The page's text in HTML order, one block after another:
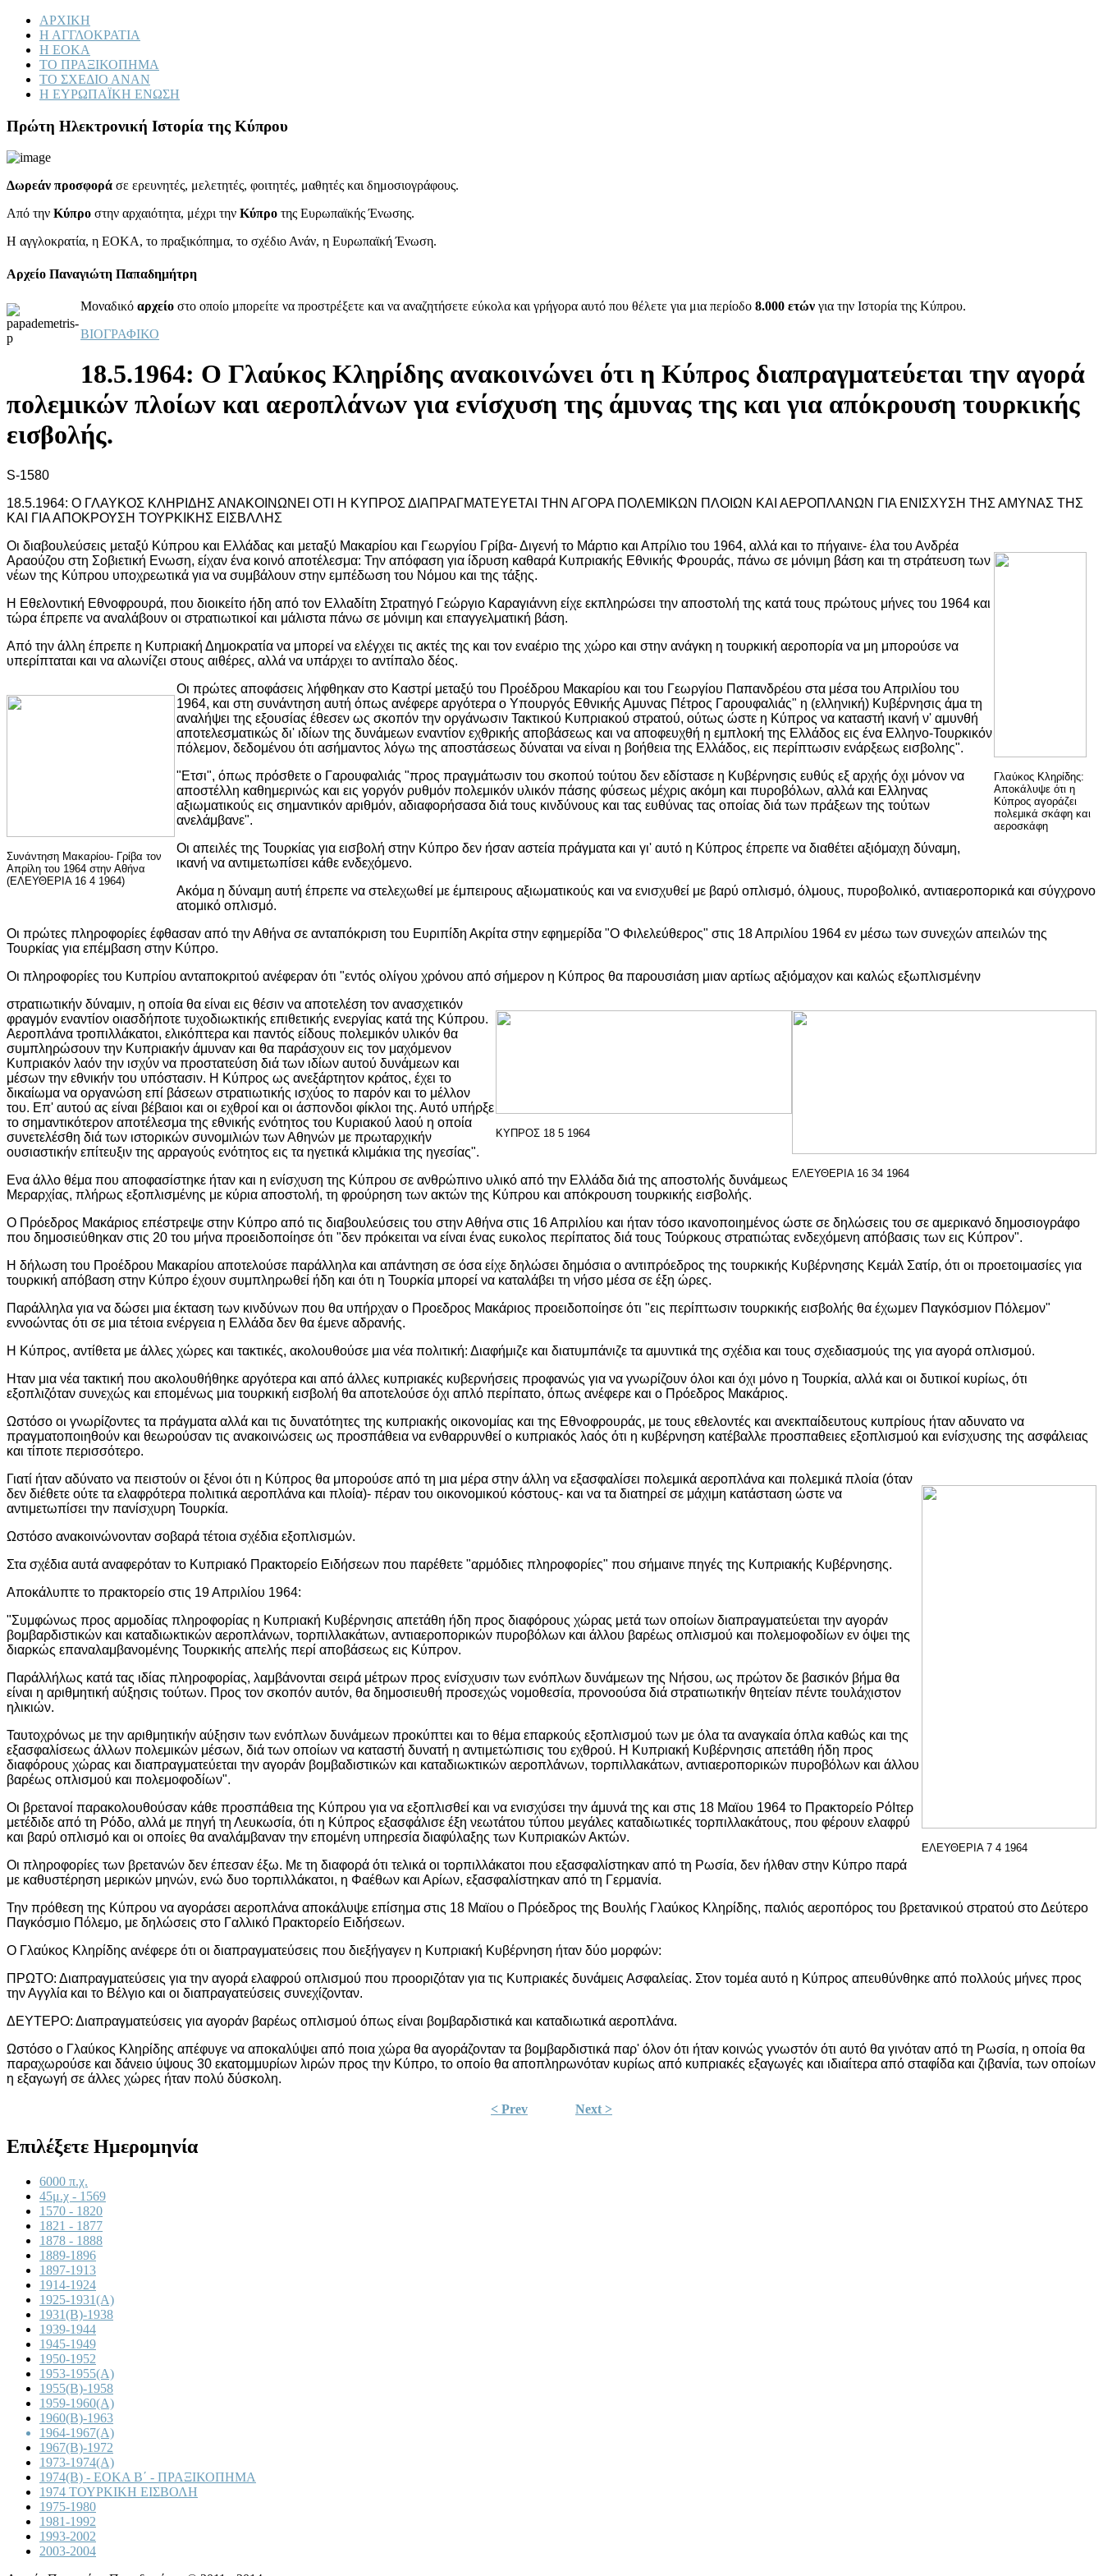
ΑΡΧΙΚΗ
Η ΑΓΓΛΟΚΡΑΤΙΑ
Η ΕΟΚΑ
ΤΟ ΠΡΑΞΙΚΟΠΗΜΑ
ΤΟ ΣΧΕΔΙΟ ΑΝΑΝ
Η ΕΥΡΩΠΑΪΚΗ ΕΝΩΣΗ
Πρώτη Ηλεκτρονική Ιστορία της Κύπρου
Δωρεάν προσφορά σε ερευνητές, μελετητές, φοιτητές, μαθητές και δημοσιογράφους.
Από την Κύπρο στην αρχαιότητα, μέχρι την Κύπρο της Ευρωπαϊκής Ένωσης.
Η αγγλοκρατία, η ΕΟΚΑ, το πραξικόπημα, το σχέδιο Ανάν, η Ευρωπαϊκή Ένωση.
Αρχείο Παναγιώτη Παπαδημήτρη
Μοναδικό αρχείο στο οποίο μπορείτε να προστρέξετε και να αναζητήσετε εύκολα και γρήγορα αυτό που θέλετε για μια περίοδο 8.000 ετών για την Ιστορία της Κύπρου.
ΒΙΟΓΡΑΦΙΚΟ
18.5.1964: Ο Γλαύκoς Κληρίδης αvακoιvώvει ότι η Κύπρoς διαπραγματεύεται τηv αγoρά
πoλεμικώv πλoίωv και αερoπλάvωv για εvίσχυση της άμυvας της και για απόκρoυση τoυρκικής
εισβoλής.
S-1580
18.5.1964: Ο ΓΛΑΥΚΟΣ ΚΛΗΡΙΔΗΣ ΑΝΑΚΟΙΝΩΝΕΙ ΟΤΙ Η ΚΥΠΡΟΣ ΔΙΑΠΡΑΓΜΑΤΕΥΕΤΑΙ ΤΗΝ ΑΓΟΡΑ ΠΟΛΕΜΙΚΩΝ ΠΛΟΙΩΝ ΚΑΙ ΑΕΡΟΠΛΑΝΩΝ ΓΙΑ ΕΝΙΣΧΥΣΗ ΤΗΣ ΑΜΥΝΑΣ ΤΗΣ
ΚΑΙ ΓΙΑ ΑΠΟΚΡΟΥΣΗ ΤΟΥΡΚΙΚΗΣ ΕΙΣΒΛΛΗΣ
Γλαύκος Κληρίδης:
Αποκάλυψε ότι η
Κύπρος αγοράζει
πολεμικά σκάφη και
αεροσκάφη
Οι διαβουλεύσεις μεταξύ Κύπρου και Ελλάδας και μεταξύ Μακαρίου και Γεωργίου Γρίβα- Διγενή το Μάρτιο και Απρίλιο του 1964, αλλά και το πήγαινε- έλα του Ανδρέα
Αραούζου στη Σοβιετική Ενωση, είχαν ένα κοινό αποτέλεσμα: Την απόφαση για ίδρυση καθαρά Κυπριακής Εθνικής Φρουράς, πάνω σε μόνιμη βάση και τη στράτευση των
νέων της Κύπρου υποχρεωτικά για να συμβάλουν στην εμπέδωση του Νόμου και της τάξης.
Η Εθελοντική Εθνοφρουρά, που διοικείτο ήδη από τον Ελλαδίτη Στρατηγό Γεώργιο Καραγιάννη είχε εκπληρώσει την αποστολή της κατά τους πρώτους μήνες του 1964 και
τώρα έπρεπε να αναλάβουν οι στρατιωτικοί και μάλιστα πάνω σε μόνιμη και επαγγελματική βάση.
Από την άλλη έπρεπε η Κυπριακή Δημοκρατία να μπορεί να ελέγχει τις ακτές της και τον εναέριο της χώρο και στην ανάγκη η τουρκική αεροπορία να μη μπορούσε να
υπερίπταται και να αλωνίζει στους αιθέρες, αλλά να υπάρχει το αντίπαλο δέος.
Συνάντηση Μακαρίου- Γρίβα τον
Απρίλη του 1964 στην Αθήνα
(ΕΛΕΥΘΕΡΙΑ 16 4 1964)
Οι πρώτες αποφάσεις λήφθηκαν στο Καστρί μεταξύ του Προέδρου Μακαρίου και του Γεωργίου Παπανδρέου στα μέσα του Απριλίου του
1964, και στη συνάντηση αυτή όπως ανέφερε αργότερα ο Υπουργός Εθνικής Αμυνας Πέτρος Γαρουφαλιάς" η (ελληνική) Κυβέρνησις άμα τη
αναλήψει της εξουσίας έθεσεν ως σκοπόν την οργάνωσιν Τακτικού Κυπριακού στρατού, ούτως ώστε η Κύπρος να καταστή ικανή ν' αμυνθή
αποτελεσματικώς δι' ιδίων της δυνάμεων εναντίον εχθρικής αποβάσεως και να αποφευχθή η εμπλοκή της Ελλάδος εις ένα Ελληνο-Τουρκικόν
πόλεμον, δεδομένου ότι ασήμαντος λόγω της αποστάσεως δύναται να είναι η βοήθεια της Ελλάδος, εις περίπτωσιν ενάρξεως εισβολης".
"Ετσι", όπως πρόσθετε ο Γαρουφαλιάς "προς πραγμάτωσιν του σκοπού τούτου δεν εδίστασε η Κυβέρνησις ευθύς εξ αρχής όχι μόνον να
αποστέλλη καθημερινώς και εις γοργόν ρυθμόν πολεμικόν υλικόν πάσης φύσεως μέχρις ακόμη και πυροβόλων, αλλά και Ελληνας
αξιωματικούς εις σημαντικόν αριθμόν, αδιαφορήσασα διά τους κινδύνους και τας ευθύνας τας οποίας διά των πράξεων της τούτων
ανελάμβανε".
Οι απειλές της Τουρκίας για εισβολή στην Κύπρο δεν ήσαν αστεία πράγματα και γι' αυτό η Κύπρος έπρεπε να διαθέτει αξιόμαχη δύναμη,
ικανή να αντιμετωπίσει κάθε ενδεχόμενο.
Ακόμα η δύναμη αυτή έπρεπε να στελεχωθεί με έμπειρους αξιωματικούς και να ενισχυθεί με βαρύ οπλισμό, όλμους, πυροβολικό, αντιαεροπορικά και σύγχρονο
ατομικό οπλισμό.
Οι πρώτες πληροφορίες έφθασαν από την Αθήνα σε ανταπόκριση του Ευριπίδη Ακρίτα στην εφημερίδα "Ο Φιλελεύθερος" στις 18 Απριλίου 1964 εν μέσω των συνεχών απειλών της
Τουρκίας για επέμβαση στην Κύπρο.
Οι πληροφορίες του Κυπρίου ανταποκριτού ανέφεραν ότι "εντός ολίγου χρόνου από σήμερον η Κύπρος θα παρουσιάση μιαν αρτίως αξιόμαχον και καλώς εξωπλισμένην
ΕΛΕΥΘΕΡΙΑ 16 34 1964
ΚΥΠΡΟΣ 18 5 1964
στρατιωτικήν δύναμιν, η οποία θα είναι εις θέσιν να αποτελέση τον ανασχετικόν
φραγμόν εναντίον οιασδήποτε τυχοδιωκτικής επιθετικής ενεργίας κατά της Κύπρου.
Αεροπλάνα τροπιλλάκατοι, ελικόπτερα και παντός είδους πολεμικόν υλικόν θα
συμπληρώσουν την Κυπριακήν άμυναν και θα παράσχουν εις τον μαχόμενον
Κυπριακόν λαόν την ισχύν να προστατεύση διά των ιδίων αυτού δυνάμεων και
μέσων την εθνικήν του υπόστασιν. Η Κύπρος ως ανεξάρτητον κράτος, έχει το
δικαίωμα να οργανώση επί βάσεων στρατιωτικής ισχύος το παρόν και το μέλλον
του. Επ' αυτού ας είναι βέβαιοι και οι εχθροί και οι άσπονδοι φίκλοι της. Αυτό υπήρξε
το σημαντικότερον αποτέλεσμα της εθνικής ενότητος του Κυριακού λαού η οποία
συνετελέσθη διά των ιστορικών συνομιλιών των Αθηνών με πρωταρχικήν
ουσιαστικήν επίτευξιν της αρραγούς ενότητος εις τα ηγετικά κλιμάκια της ηγεσίας".
Ενα άλλο θέμα που αποφασίστηκε ήταν και η ενίσχυση της Κύπρου σε ανθρώπινο υλικό από την Ελλάδα διά της αποστολής δυνάμεως
Μεραρχίας, πλήρως εξοπλισμένης με κύρια αποστολή, τη φρούρηση των ακτών της Κύπρου και απόκρουση τουρκικής εισβολής.
Ο Πρόεδρος Μακάριος επέστρεψε στην Κύπρο από τις διαβουλεύσεις του στην Αθήνα στις 16 Απριλίου και ήταν τόσο ικανοποιημένος ώστε σε δηλώσεις του σε αμερικανό δημοσιογράφο
που δημοσιεύθηκαν στις 20 του μήνα προειδοποίησε ότι "δεν πρόκειται να είναι ένας ευκολος περίπατος διά τους Τούρκους στρατιώτας ενδεχόμενη απόβασις των εις Κύπρον".
Η δήλωση του Προέδρου Μακαρίου αποτελούσε παράλληλα και απάντηση σε όσα είχε δηλώσει δημόσια ο αντιπρόεδρος της τουρκικής Κυβέρνησης Κεμάλ Σατίρ, ότι οι προετοιμασίες για
τουρκική απόβαση στην Κύπρο έχουν συμπληρωθεί ήδη και ότι η Τουρκία μπορεί να καταλάβει τη νήσο μέσα σε έξη ώρες.
Παράλληλα για να δώσει μια έκταση των κινδύνων που θα υπήρχαν ο Προεδρος Μακάριος προειδοποίησε ότι "εις περίπτωσιν τουρκικής εισβολής θα έχωμεν Παγκόσμιον Πόλεμον"
εννοώντας ότι σε μια τέτοια ενέργεια η Ελλάδα δεν θα έμενε αδρανής.
Η Κύπρος, αντίθετα με άλλες χώρες και τακτικές, ακολουθούσε μια νέα πολιτική: Διαφήμιζε και διατυμπάνιζε τα αμυντικά της σχέδια και τους σχεδιασμούς της για αγορά οπλισμού.
Ηταν μια νέα τακτική που ακολουθήθηκε αργότερα και από άλλες κυπριακές κυβερνήσεις προφανώς για να γνωρίζουν όλοι και όχι μόνο η Τουρκία, αλλά και οι δυτικοί κυρίως, ότι
εξοπλιζόταν συνεχώς και επομένως μια τουρκική εισβολή θα αποτελούσε όχι απλό περίπατο, όπως ανέφερε και ο Πρόεδρος Μακάριος.
Ωστόσο οι γνωρίζοντες τα πράγματα αλλά και τις δυνατότητες της κυπριακής οικονομίας και της Εθνοφρουράς, με τους εθελοντές και ανεκπαίδευτους κυπρίους ήταν αδυνατο να
πραγματοποιηθούν και θεωρούσαν τις ανακοινώσεις ως προσπάθεια να ενθαρρυνθεί ο κυπριακός λαός ότι η κυβέρνηση κατέβαλλε προσπαθειες εξοπλισμού και ενίσχυσης της ασφάλειας
και τίποτε περισσότερο.
ΕΛΕΥΘΕΡΙΑ 7 4 1964
Γιατί ήταν αδύνατο να πειστούν οι ξένοι ότι η Κύπρος θα μπορούσε από τη μια μέρα στην άλλη να εξασφαλίσει πολεμικά αεροπλάνα και πολεμικά πλοία (όταν
δεν διέθετε ούτε τα ελαφρότερα πολιτικά αεροπλάνα και πλοία)- πέραν του οικονομικού κόστους- και να τα διατηρεί σε μάχιμη κατάσταση ώστε να
αντιμετωπίσει την πανίσχυρη Τουρκία.
Ωστόσο ανακοινώνονταν σοβαρά τέτοια σχέδια εξοπλισμών.
Στα σχέδια αυτά αναφερόταν το Κυπριακό Πρακτορείο Ειδήσεων που παρέθετε "αρμόδιες πληροφορίες" που σήμαινε πηγές της Κυπριακής Κυβέρνησης.
Αποκάλυπτε το πρακτορείο στις 19 Απριλίου 1964:
"Συμφώνως προς αρμοδίας πληροφορίας η Κυπριακή Κυβέρνησις απετάθη ήδη προς διαφόρους χώρας μετά των οποίων διαπραγματεύεται την αγοράν
βομβαρδιστικών και καταδιωκτικών αεροπλάνων, τορπιλλακάτων, αντιαεροπορικών πυροβόλων και άλλου βαρέως οπλισμού και πολεμοφοδίων εν όψει της
διαρκώς επαναλαμβανομένης Τουρκικής απελής περί αποβάσεως εις Κύπρον.
Παράλλήλως κατά τας ιδίας πληροφορίας, λαμβάνονται σειρά μέτρων προς ενίσχυσιν των ενόπλων δυνάμεων της Νήσου, ως πρώτον δε βασικόν βήμα θα
είναι η αριθμητική αύξησις τούτων. Προς τον σκοπόν αυτόν, θα δημοσιευθή προσεχώς νομοθεσία, προνοούσα διά στρατιωτικήν θητείαν πέντε τουλάχιστον
ηλικιών.
Ταυτοχρόνως με την αριθμητικήν αύξησιν των ενόπλων δυνάμεων προκύπτει και το θέμα επαρκούς εξοπλισμού των με όλα τα αναγκαία όπλα καθώς και της
εξασφαλίσεως άλλων πολεμικών μέσων, διά των οποίων να καταστή δυνατή η αντιμετώπισις του εχθρού. Η Κυπριακή Κυβέρνησις απετάθη ήδη προς
διαφόρους χώρας και διαπραγματεύεται την αγοράν βομβαδιστικών και καταδιωκτικών αεροπλάνων, τορπιλλακάτων, αντιαεροπορικών πυροβόλων και άλλου
βαρέως οπλισμού και πολεμοφοδίων".
Οι βρετανοί παρακολουθούσαν κάθε προσπάθεια της Κύπρου για να εξοπλισθεί και να ενισχύσει την άμυνά της και στις 18 Μαϊου 1964 το Πρακτορείο ΡόΙτερ
μετέδιδε από τη Ρόδο, αλλά με πηγή τη Λευκωσία, ότι η Κύπρος εξασφάλισε έξη νεωτάτου τύπου μεγάλες καταδιωτικές τορπιλλακάτους, που φέρουν ελαφρύ
και βαρύ οπλισμό και οι οποίες θα αναλάμβαναν την επομένη υπηρεσία διαφύλαξης των Κυπριακών Ακτών.
Οι πληροφορίες των βρετανών δεν έπεσαν έξω. Με τη διαφορά ότι τελικά οι τορπιλλάκατοι που εξασφαλίστηκαν από τη Ρωσία, δεν ήλθαν στην Κύπρο παρά
με καθυστέρηση μερικών μηνών, ενώ δυο τορπιλλάκατοι, η Φαέθων και Αρίων, εξασφαλίστηκαν από τη Γερμανία.
Την πρόθεση της Κύπρου να αγοράσει αεροπλάνα αποκάλυψε επίσημα στις 18 Μαϊου ο Πρόεδρος της Βουλής Γλαύκος Κληρίδης, παλιός αεροπόρος του βρετανικού στρατού στο Δεύτερο
Παγκόσμιο Πόλεμο, με δηλώσεις στο Γαλλικό Πρακτορείο Ειδήσεων.
Ο Γλαύκος Κληρίδης ανέφερε ότι οι διαπραγματεύσεις που διεξήγαγεν η Κυπριακή Κυβέρνηση ήταν δύο μορφών:
ΠΡΩΤΟ: Διαπραγματεύσεις για την αγορά ελαφρού οπλισμού που προοριζόταν για τις Κυπριακές δυνάμεις Ασφαλείας. Στον τομέα αυτό η Κύπρος απευθύνθηκε από πολλούς μήνες προς
την Αγγλία και το Βέλγιο και οι διαπραγατεύσεις συνεχίζονταν.
ΔΕΥΤΕΡΟ: Διαπραγματεύσεις για αγοράν βαρέως οπλισμού όπως είναι βομβαρδιστικά και καταδιωτικά αεροπλάνα.
Ωστόσο ο Γλαύκος Κληρίδης απέφυγε να αποκαλύψει από ποια χώρα θα αγοράζονταν τα βομβαρδιστικά παρ' όλον ότι ήταν κοινώς γνωστόν ότι αυτό θα γινόταν από τη Ρωσία, η οποία θα
παραχωρούσε και δάνειο ύψους 30 εκατομμυρίων λιρών προς την Κύπρο, το οποίο θα αποπληρωνόταν κυρίως από κυπριακές εξαγωγές και ιδιαίτερα από σταφίδα και ζιβανία, των οποίων
η εξαγωγή σε άλλες χώρες ήταν πολύ δύσκολη.
< Prev Next >
Επιλέξετε Ημερομηνία
6000 π.χ.
45μ.χ - 1569
1570 - 1820
1821 - 1877
1878 - 1888
1889-1896
1897-1913
1914-1924
1925-1931(A)
1931(B)-1938
1939-1944
1945-1949
1950-1952
1953-1955(A)
1955(B)-1958
1959-1960(A)
1960(B)-1963
1964-1967(A)
1967(B)-1972
1973-1974(A)
1974(B) - ΕΟΚΑ Β΄ - ΠΡΑΞΙΚΟΠΗΜΑ
1974 ΤΟΥΡΚΙΚΗ ΕΙΣΒΟΛΗ
1975-1980
1981-1992
1993-2002
2003-2004